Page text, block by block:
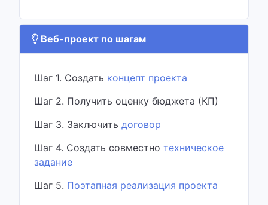
Веб-проект по шагам
Шаг 1. Создать концепт проекта
Шаг 2. Получить оценку бюджета (КП)
Шаг 3. Заключить договор
Шаг 4. Создать совместно техническое
задание
Шаг 5. Поэтапная реализация проекта